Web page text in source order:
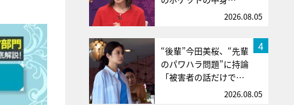
2026.08.05
4
“後輩”今田美桜、“先輩
のパワハラ問題”に持論
「被害者の話だけで…
2026.08.05